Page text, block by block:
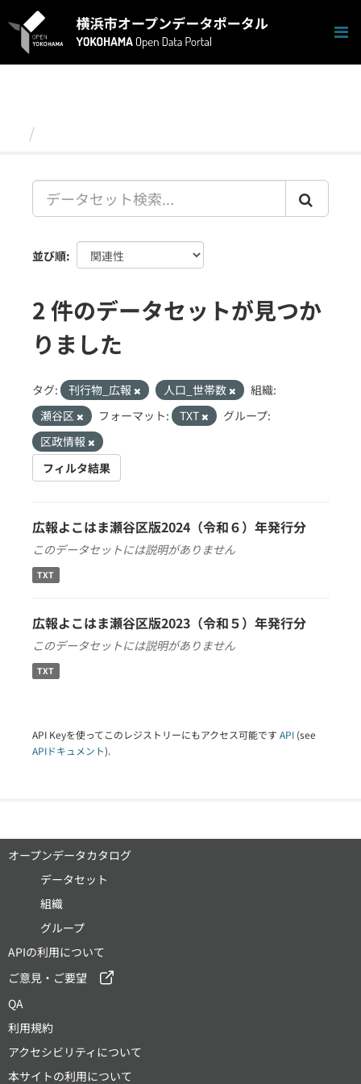
キ
並び順
2 件のデータセットが見つか
りました
タグ: 刊行物_広報 人口_世帯数
組織:
瀬谷区
フォーマット: TXT
グループ:
区政情報
フィルタ結果
広報よこはま瀬谷区版2024（令和６）年発行分
このデータセットには説明がありません
TXT
広報よこはま瀬谷区版2023（令和５）年発行分
このデータセットには説明がありません
TXT
API Keyを使ってこのレジストリーにもアクセス可能です API (see
APIドキュメント).
オープンデータカタログ
データセット
組織
グループ
APIの利用について
ご意見・ご要望
QA
利用規約
アクセシビリティについて
本サイトの利用について